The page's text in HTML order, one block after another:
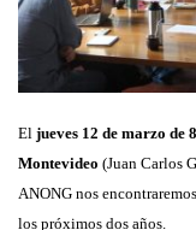
El jueves 12 de marzo de
Montevideo (Juan Carlos
ANONG nos
los próximos dos años.